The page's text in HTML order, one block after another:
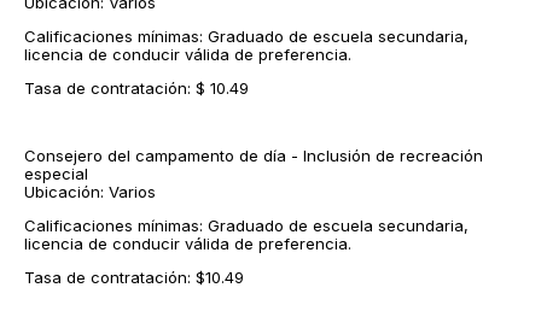
Calificaciones mínimas: Graduado de escuela secundaria,
licencia de conducir válida de preferencia.
Tasa de contratación: $ 10.49
Consejero del campamento de día - Inclusión de recreación
especial
Ubicación: Varios
Calificaciones mínimas: Graduado de escuela secundaria,
licencia de conducir válida de preferencia.
Tasa de contratación: $10.49